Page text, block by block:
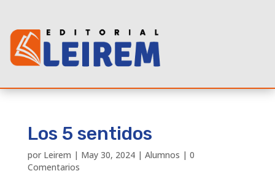
Los 5 sentidos
por Leirem | May 30, 2024| Alumnos | 0
Comentarios